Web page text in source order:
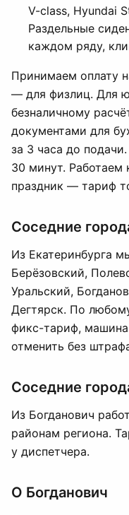
V-class, Hyundai
Раздельные
каждом ряду,
Принимаем оплату
— для физлиц. Для
безналичному
документами для
за 3 часа до
30 минут. Работаем
праздник — тариф
Соседние
Из Екатеринбурга
Берёзовский,
Уральский,
Дегтярск. По
фикс-тариф,
отменить без
Соседние
Из Богданович
районам региона.
у диспетчера.
О Богданович